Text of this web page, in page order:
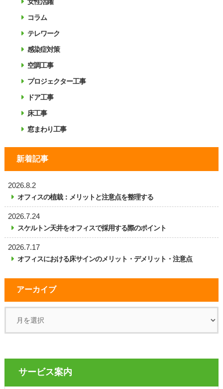
コラム
テレワーク
感染症対策
空調工事
プロジェクター工事
ドア工事
床工事
窓まわり工事
新着記事
2026.8.2
オフィスの植栽：メリットと注意点を整理する
2026.7.24
スケルトン天井をオフィスで採用する際のポイント
2026.7.17
オフィスにおける床サインのメリット・デメリット・注意点
アーカイブ
サービス案内